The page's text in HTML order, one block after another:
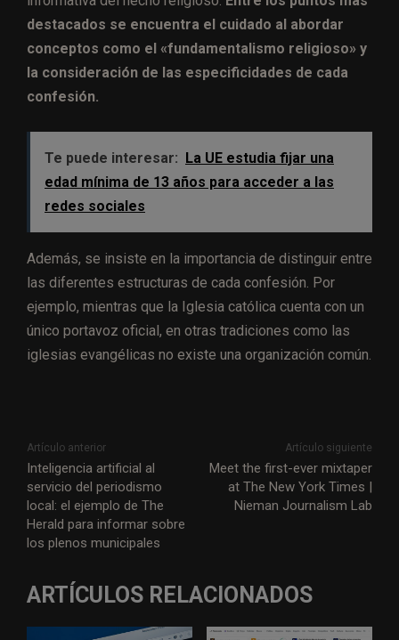
destacados se encuentra el cuidado al abordar
conceptos como el «fundamentalismo religioso» y
la consideración de las especificidades de cada
confesión.
Te puede interesar:
La UE estudia fijar una
edad mínima de 13 años para acceder a las
redes sociales
Además, se insiste en la importancia de distinguir entre
las diferentes estructuras de cada confesión. Por
ejemplo, mientras que la Iglesia católica cuenta con un
único portavoz oficial, en otras tradiciones como las
iglesias evangélicas no existe una organización común.
Artículo anterior
Inteligencia artificial al
servicio del periodismo
local: el ejemplo de The
Herald para informar sobre
los plenos municipales
Artículo siguiente
Meet the first-ever mixtaper
at The New York Times |
Nieman Journalism Lab
ARTÍCULOS RELACIONADOS